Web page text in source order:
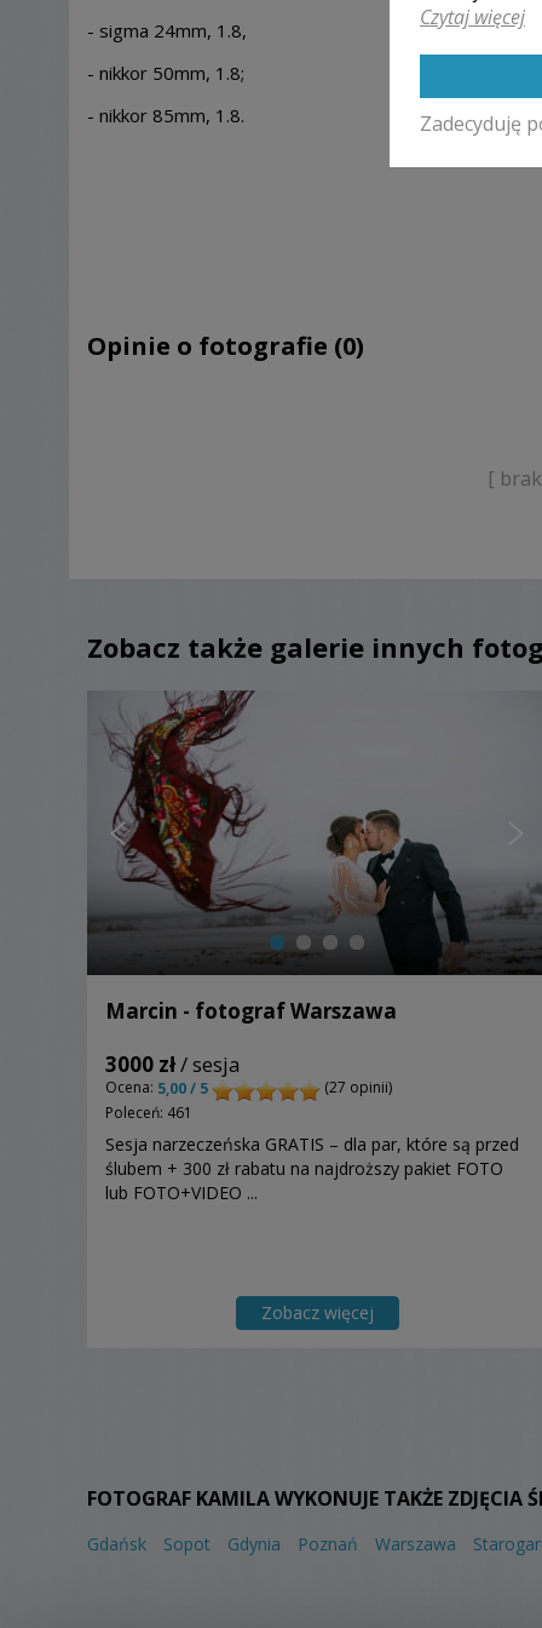
- sigma 24mm, 1.8,
- nikkor 50mm, 1.8;
- nikkor 85mm, 1.8.
Opinie o fotografie (0)
[
Zobacz także galerie innych
Marcin - fotograf Warszawa
3000 zł/ sesja
Ocena: 5,00 / 5
(27 opinii)
Poleceń: 461
Sesja narzeczeńska GRATIS – dla par, które są przed
ślubem + 300 zł rabatu na najdroższy pakiet FOTO
lub FOTO+VIDEO ...
Zobacz więcej
FOTOGRAF KAMILA WYKONUJE TAKŻE ZDJĘCIA
Gdańsk Sopot Gdynia Poznań Warszawa
Czytaj więcej
Zadecyduję